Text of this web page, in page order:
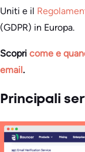
Uniti e il
(GDPR) in Europa.
Scopri come e
email.
Principali